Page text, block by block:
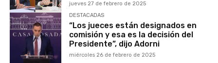
jueves 27 de febrero de 2025
DESTACADAS
“Los jueces están designados en
comisión y esa es la decisión del
Presidente”, dijo Adorni
miércoles 26 de febrero de 2025